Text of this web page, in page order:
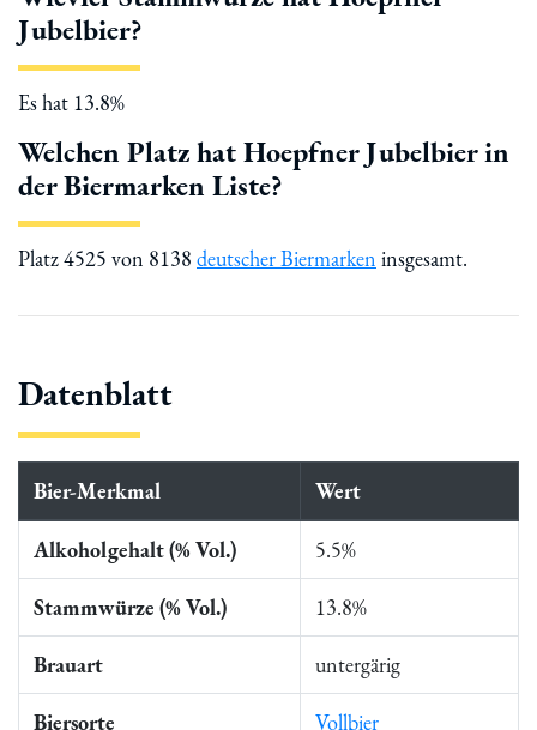
Jubelbier?
Es hat 13.8%
Welchen Platz hat Hoepfner Jubelbier in
der Biermarken Liste?
Platz 4525 von 8138 deutscher Biermarken insgesamt.
Datenblatt
Bier-Merkmal Wert
Alkoholgehalt (% Vol.) 5.5%
Stammwürze (% Vol.) 13.8%
Brauart untergärig
Biersorte Vollbier